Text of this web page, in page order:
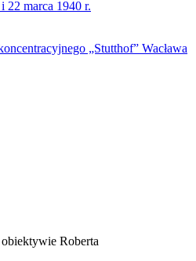
22 marca 1940 r.
„Stutthof” Wacława
Roberta